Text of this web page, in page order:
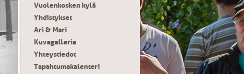
Vuolenkosken kylä
Yhdistykset
Ari & Mari
Kuvagalleria
Yhteystiedot
Tapahtumakalenteri